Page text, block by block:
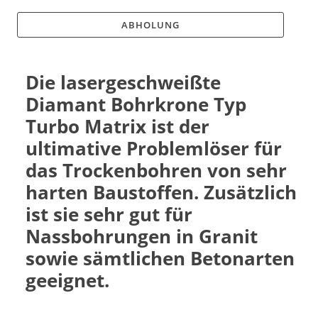
ABHOLUNG
Die lasergeschweißte
Diamant Bohrkrone Typ
Turbo Matrix ist der
ultimative Problemlöser für
das Trockenbohren von sehr
harten Baustoffen. Zusätzlich
ist sie sehr gut für
Nassbohrungen in Granit
sowie sämtlichen Betonarten
geeignet.